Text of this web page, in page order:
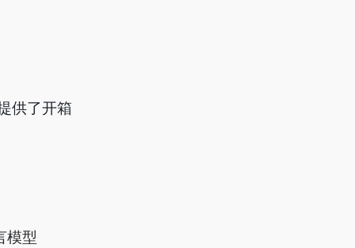
供了开箱
模型